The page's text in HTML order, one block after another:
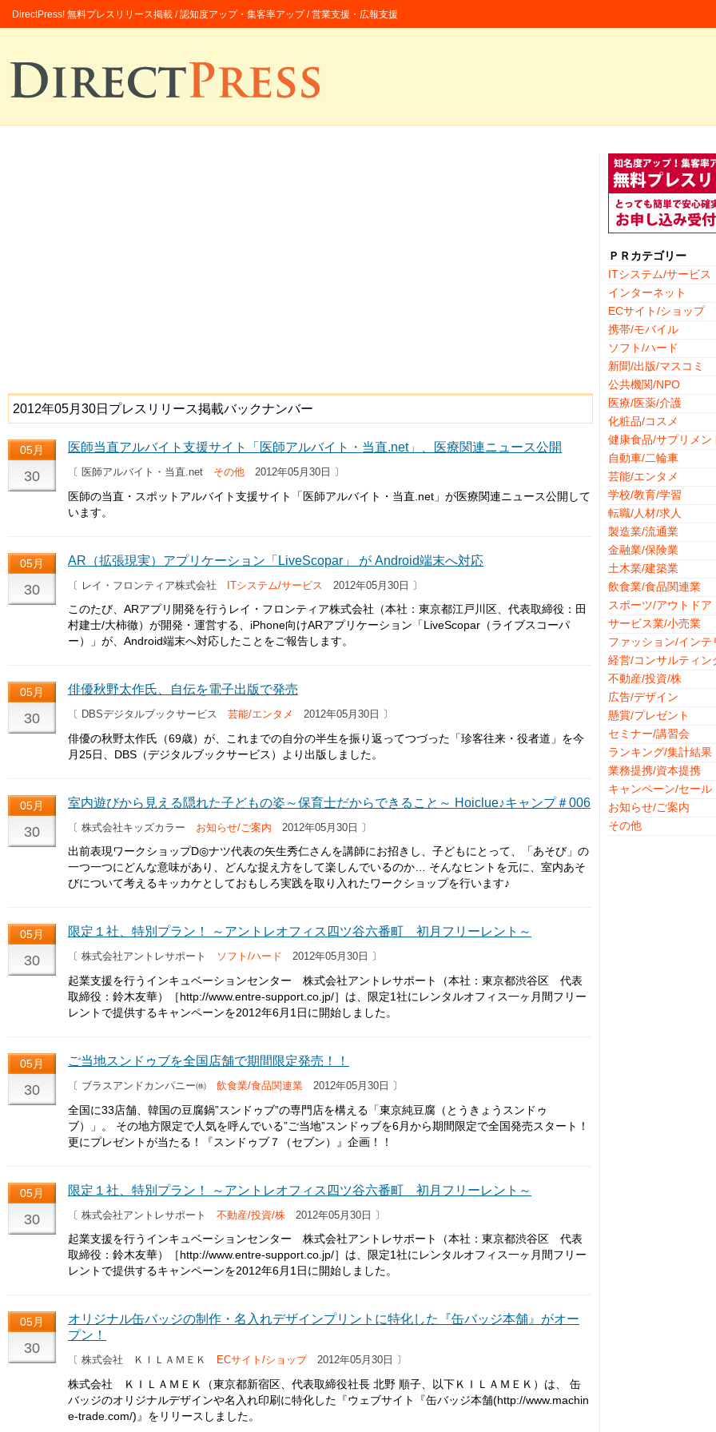
DirectPress! 無料プレスリリース掲載 / 認知度アップ・集客率アップ / 営業支援・広報支援
2012年05月30日プレスリリース掲載バックナンバー
05月
30
医師当直アルバイト支援サイト「医師アルバイト・当直.net」、医療関連ニュース公開
〔 医師アルバイト・当直.net その他 2012年05月30日 〕
医師の当直・スポットアルバイト支援サイト「医師アルバイト・当直.net」が医療関連ニュース公開して
います。
05月
30
AR（拡張現実）アプリケーション「LiveScopar」 が Android端末へ対応
〔 レイ・フロンティア株式会社 ITシステム/サービス 2012年05月30日 〕
このたび、ARアプリ開発を行うレイ・フロンティア株式会社（本社：東京都江戸川区、代表取締役：田
村建士/大柿徹）が開発・運営する、iPhone向けARアプリケーション「LiveScopar（ライブスコーパ
ー）」が、Android端末へ対応したことをご報告します。
05月
30
俳優秋野太作氏、自伝を電子出版で発売
〔 DBSデジタルブックサービス 芸能/エンタメ 2012年05月30日 〕
俳優の秋野太作氏（69歳）が、これまでの自分の半生を振り返ってつづった「珍客往来・役者道」を今
月25日、DBS（デジタルブックサービス）より出版しました。
05月
30
室内遊びから見える隠れた子どもの姿～保育士だからできること～ Hoiclue♪キャンプ＃006
〔 株式会社キッズカラー お知らせ/ご案内 2012年05月30日 〕
出前表現ワークショップD◎ナツ代表の矢生秀仁さんを講師にお招きし、子どもにとって、「あそび」の
一つ一つにどんな意味があり、どんな捉え方をして楽しんでいるのか… そんなヒントを元に、室内あそ
びについて考えるキッカケとしておもしろ実践を取り入れたワークショップを行います♪
05月
30
限定１社、特別プラン！ ～アントレオフィス四ツ谷六番町 初月フリーレント～
〔 株式会社アントレサポート ソフト/ハード 2012年05月30日 〕
起業支援を行うインキュベーションセンター 株式会社アントレサポート（本社：東京都渋谷区 代表
取締役：鈴木友華）［http://www.entre-support.co.jp/］は、限定1社にレンタルオフィス一ヶ月間フリー
レントで提供するキャンペーンを2012年6月1日に開始しました。
05月
30
ご当地スンドゥブを全国店舗で期間限定発売！！
〔 ブラスアンドカンパニー㈱ 飲食業/食品関連業 2012年05月30日 〕
全国に33店舗、韓国の豆腐鍋”スンドゥブ”の専門店を構える「東京純豆腐（とうきょうスンドゥ
ブ）」。 その地方限定で人気を呼んでいる”ご当地”スンドゥブを6月から期間限定で全国発売スタート！
更にプレゼントが当たる！『スンドゥブ７（セブン）』企画！！
05月
30
限定１社、特別プラン！ ～アントレオフィス四ツ谷六番町 初月フリーレント～
〔 株式会社アントレサポート 不動産/投資/株 2012年05月30日 〕
起業支援を行うインキュベーションセンター 株式会社アントレサポート（本社：東京都渋谷区 代表
取締役：鈴木友華）［http://www.entre-support.co.jp/］は、限定1社にレンタルオフィス一ヶ月間フリー
レントで提供するキャンペーンを2012年6月1日に開始しました。
05月
30
オリジナル缶バッジの制作・名入れデザインプリントに特化した『缶バッジ本舗』がオー
プン！
〔 株式会社 ＫＩＬＡＭＥＫ ECサイト/ショップ2012年05月30日 〕
株式会社 ＫＩＬＡＭＥＫ（東京都新宿区、代表取締役社長 北野 順子、以下ＫＩＬＡＭＥＫ）は、 缶
バッジのオリジナルデザインや名入れ印刷に特化した『ウェブサイト『缶バッジ本舗(http://www.machin
e-trade.com/)』をリリースしました。
ＰＲカテゴリー
ITシステム/サービス
インターネット
ECサイト/ショップ
携帯/モバイル
ソフト/ハード
新聞/出版/マスコミ
公共機関/NPO
医療/医薬/介護
化粧品/コスメ
健康食品/サプリメン
自動車/二輪車
芸能/エンタメ
学校/教育/学習
転職/人材/求人
製造業/流通業
金融業/保険業
土木業/建築業
飲食業/食品関連業
スポーツ/アウトドア
サービス業/小売業
ファッション/インテ
経営/コンサルティン
不動産/投資/株
広告/デザイン
懸賞/プレゼント
セミナー/講習会
ランキング/集計結果
業務提携/資本提携
キャンペーン/セール
お知らせ/ご案内
その他